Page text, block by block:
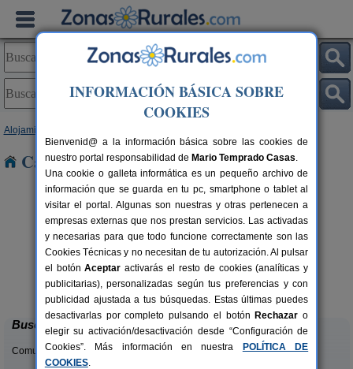
Alojamientos
Casas Rurales cerca de Llano
20+1 pers.
desde25 €
La Casa del Lago de Campoo
Orzales (Cantabria)
Buscar
Comunidades:
INFORMACIÓN BÁSICA SOBRE
COOKIES
Bienvenid@ a la información básica sobre las cookies de
nuestro portal responsabilidad de Mario Temprado Casas.
Una cookie o galleta informática es un pequeño archivo de
información que se guarda en tu pc, smartphone o tablet al
visitar el portal. Algunas son nuestras y otras pertenecen a
empresas externas que nos prestan servicios. Las activadas
y necesarias para que todo funcione correctamente son las
Cookies Técnicas y no necesitan de tu autorización. Al pulsar
el botónAceptar activarás el resto de cookies (analíticas y
publicitarias), personalizadas según tus preferencias y con
publicidad ajustada a tus búsquedas. Estas últimas puedes
desactivarlas por completo pulsando el botón Rechazar o
elegir su activación/desactivación desde “Configuración de
Cookies”. Más información en nuestra
POLÍTICA DE
COOKIES.